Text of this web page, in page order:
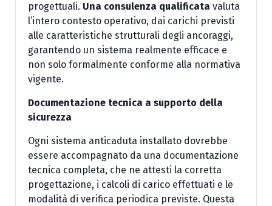
progettuali. Una consulenza qualificata valuta
l’intero contesto operativo, dai carichi previsti
alle caratteristiche strutturali degli ancoraggi,
garantendo un sistema realmente efficace e
non solo formalmente conforme alla normativa
vigente.
Documentazione tecnica a supporto della
sicurezza
Ogni sistema anticaduta installato dovrebbe
essere accompagnato da una documentazione
tecnica completa, che ne attesti la corretta
progettazione, i calcoli di carico effettuati e le
modalità di verifica periodica previste. Questa